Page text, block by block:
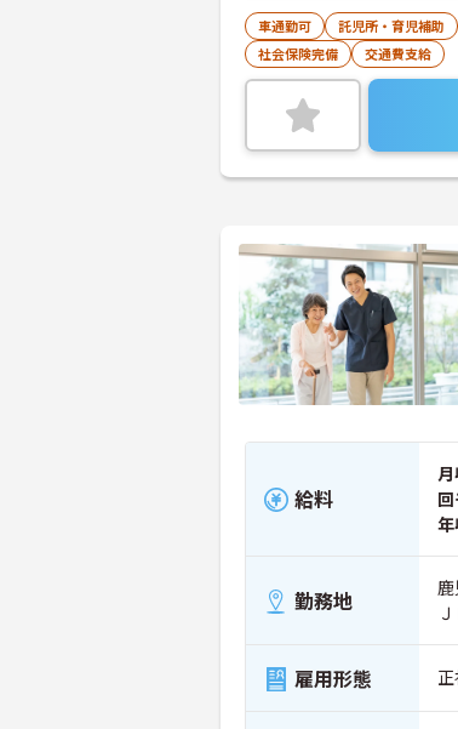
車通勤可 託児所・育児補助
社会保険完備
交通費支給
給料
勤務地
雇用形態